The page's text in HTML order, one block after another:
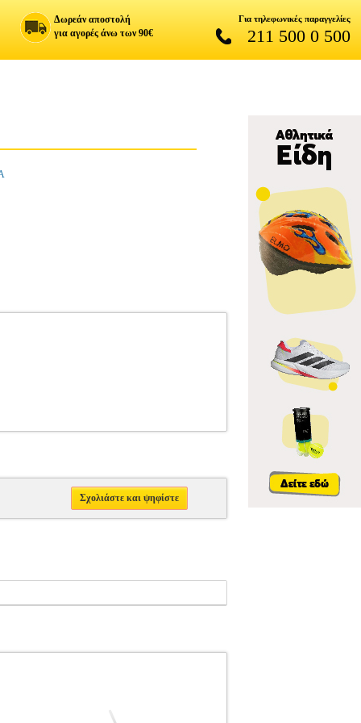
Δωρεάν αποστολή
για αγορές άνω των 90€
Για τηλεφωνικές παραγγελίες
211 500 0 500
Σχολιάστε και ψηφίστε